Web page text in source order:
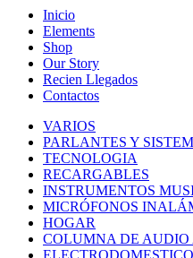
panel
panel
panel
panel
panel
panel
Inicio
Elements
Shop
Our Story
Recien Llegados
Contactos
VARIOS
PARLANTES Y
TECNOLOGIA
RECARGABLES
INSTRUMENTOS
MICRÓFONOS
HOGAR
COLUMNA DE AUDIO